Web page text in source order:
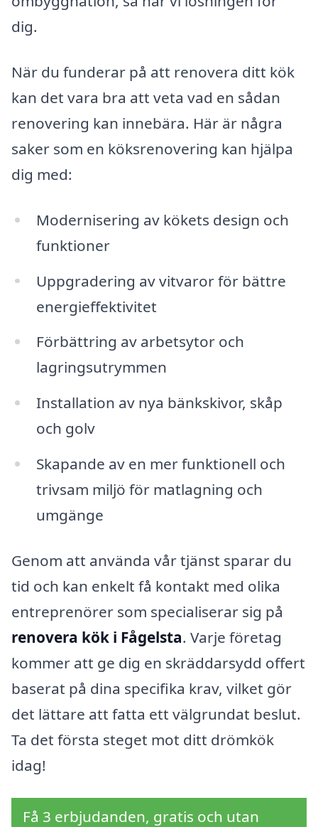
dig.
När du funderar på att renovera ditt kök
kan det vara bra att veta vad en sådan
renovering kan innebära. Här är några
saker som en köksrenovering kan hjälpa
dig med:
Modernisering av kökets design och
funktioner
Uppgradering av vitvaror för bättre
energieffektivitet
Förbättring av arbetsytor och
lagringsutrymmen
Installation av nya bänkskivor, skåp
och golv
Skapande av en mer funktionell och
trivsam miljö för matlagning och
umgänge
Genom att använda vår tjänst sparar du
tid och kan enkelt få kontakt med olika
entreprenörer som specialiserar sig på
renovera kök i Fågelsta. Varje företag
kommer att ge dig en skräddarsydd offert
baserat på dina specifika krav, vilket gör
det lättare att fatta ett välgrundat beslut.
Ta det första steget mot ditt drömkök
idag!
Få 3 erbjudanden, gratis och utan